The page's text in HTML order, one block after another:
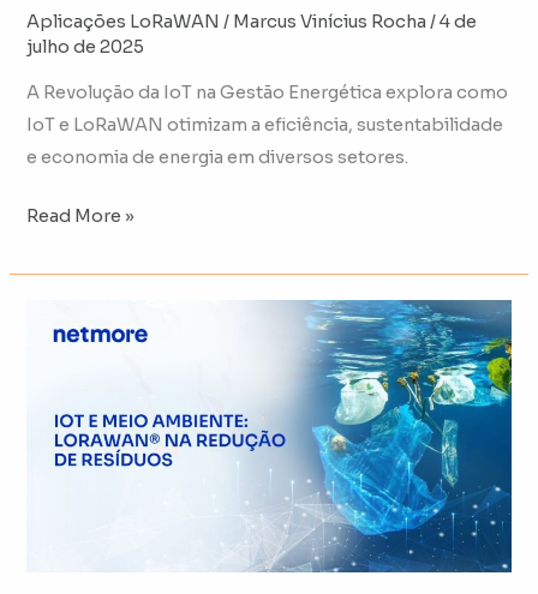
Aplicações LoRaWAN / Marcus Vinícius Rocha /4 de
julho de 2025
A Revolução da IoT na Gestão Energética explora como
IoT e LoRaWAN otimizam a eficiência, sustentabilidade
e economia de energia em diversos setores.
Read More »
Ambiente
IoT:
Aplicações
Eficiência